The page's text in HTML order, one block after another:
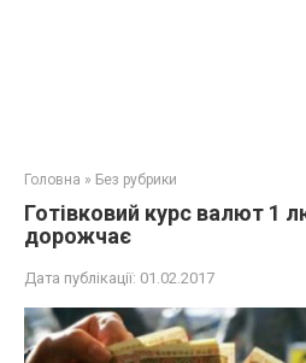
Головна » Без рубрики
Готівковий курс валют 1
дорожчає
Дата публікації: 01.02.2017